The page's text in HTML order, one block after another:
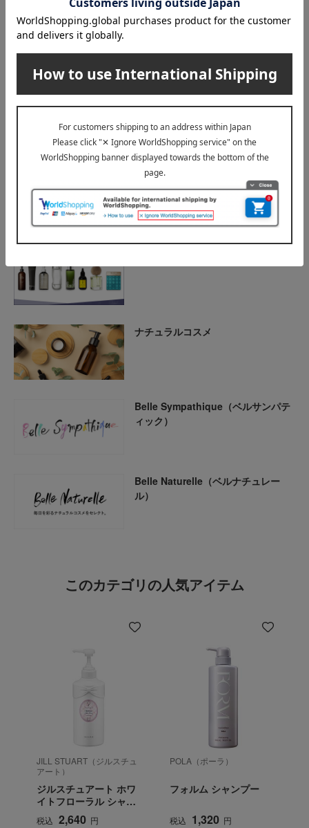
配送
その他
返品はご容赦ください。
返品・キャンセルについて
このアイテムに関連する特集
ナチュラルコスメ
Belle Sympathique（ベルサンパテ
ィック）
Belle Naturelle（ベルナチュレー
ル）
このカテゴリの人気アイテム
JILL STUART（ジルスチュ
アート）
ジルスチュアート ホワ
イトフローラル シャン
プー
税込 2,640 円
POLA（ポーラ）
フォルム シャンプー
税込 1,320 円